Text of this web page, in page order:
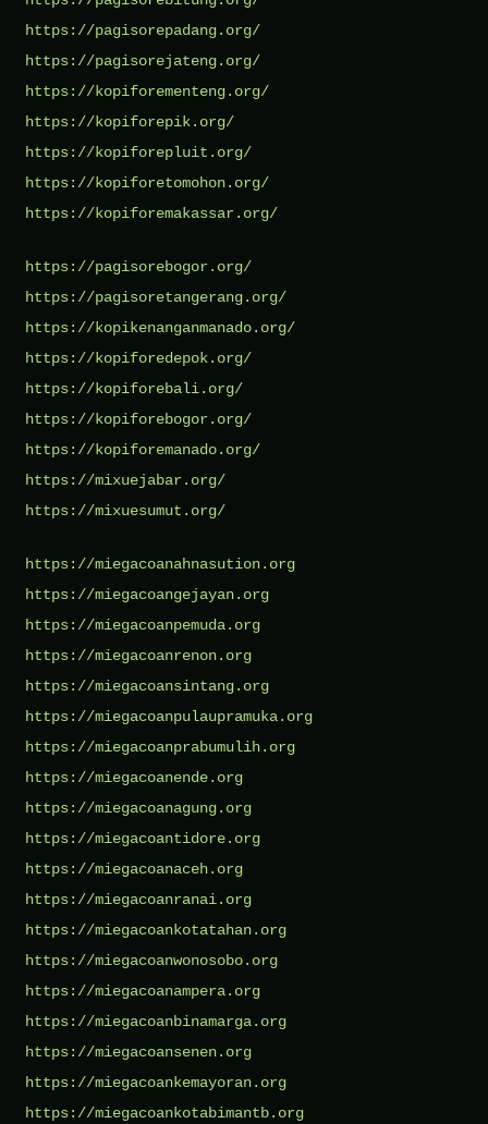
https://pagisorepadang.org/
https://pagisorejateng.org/
https://kopiforementeng.org/
https://kopiforepik.org/
https://kopiforepluit.org/
https://kopiforetomohon.org/
https://kopiforemakassar.org/
https://pagisorebogor.org/
https://pagisoretangerang.org/
https://kopikenanganmanado.org/
https://kopiforedepok.org/
https://kopiforebali.org/
https://kopiforebogor.org/
https://kopiforemanado.org/
https://mixuejabar.org/
https://mixuesumut.org/
https://miegacoanahnasution.org
https://miegacoangejayan.org
https://miegacoanpemuda.org
https://miegacoanrenon.org
https://miegacoansintang.org
https://miegacoanpulaupramuka.org
https://miegacoanprabumulih.org
https://miegacoanende.org
https://miegacoanagung.org
https://miegacoantidore.org
https://miegacoanaceh.org
https://miegacoanranai.org
https://miegacoankotatahan.org
https://miegacoanwonosobo.org
https://miegacoanampera.org
https://miegacoanbinamarga.org
https://miegacoansenen.org
https://miegacoankemayoran.org
https://miegacoankotabimantb.org